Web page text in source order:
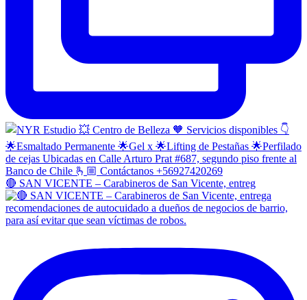
🔴 SAN VICENTE – Carabineros de San Vicente, entreg